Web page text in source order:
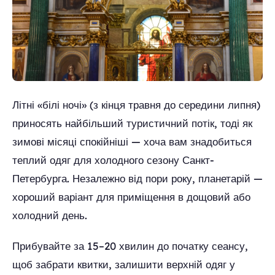
Літні «білі ночі» (з кінця травня до середини липня)
приносять найбільший туристичний потік, тоді як
зимові місяці спокійніші — хоча вам знадобиться
теплий одяг для холодного сезону Санкт-
Петербурга. Незалежно від пори року, планетарій —
хороший варіант для приміщення в дощовий або
холодний день.
Прибувайте за 15–20 хвилин до початку сеансу,
щоб забрати квитки, залишити верхній одяг у